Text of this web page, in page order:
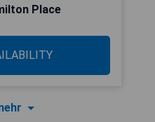
Place